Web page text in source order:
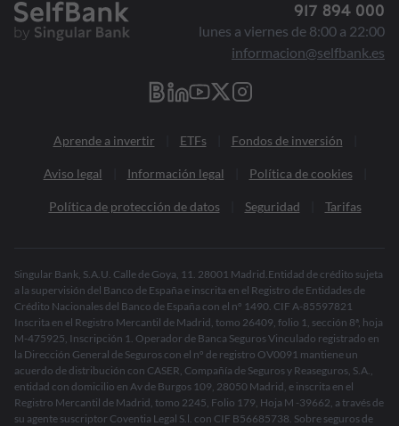
917 894 000
lunes a viernes de 8:00 a 22:00
informacion@selfbank.es
Aprende a invertir ETFs Fondos de inversión
Aviso legal Información legal Política de cookies
Política de protección de datos Seguridad Tarifas
Singular Bank, S.A.U. Calle de Goya, 11. 28001 Madrid.Entidad de crédito sujeta
a la supervisión del Banco de España e inscrita en el Registro de Entidades de
Crédito Nacionales del Banco de España con el nº 1490. CIF A-85597821
Inscrita en el Registro Mercantil de Madrid, tomo 26409, folio 1, sección 8ª, hoja
M-475925, Inscripción 1. Operador de Banca Seguros Vinculado registrado en
la Dirección General de Seguros con el nº de registro OV0091 mantiene un
acuerdo de distribución con CASER, Compañía de Seguros y Reaseguros, S.A.,
entidad con domicilio en Av de Burgos 109, 28050 Madrid, e inscrita en el
Registro Mercantil de Madrid, tomo 2245, Folio 179, Hoja M -39662, a través de
su agente suscriptor Coventia Legal S.l. con CIF B56685738. Sobre seguros de